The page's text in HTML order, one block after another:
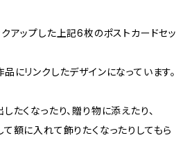
アップした上記6枚のポストカードセッ
にリンクしたデザインになっています。
たくなったり、贈り物に添えたり、
額に入れて飾りたくなったりしてもら